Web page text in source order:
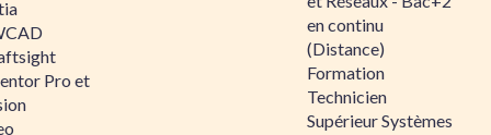
Pro et
en continu
(Distance)
Formation
Technicien
Supérieur Systèmes